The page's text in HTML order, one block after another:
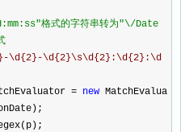
格式的字符串转为"\/Date
\d{2}-\d{2}\s\d{2}:\d{2}:\d
matchEvaluator
= new MatchEvalua